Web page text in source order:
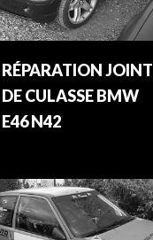
RÉPARATION JOINT
DE CULASSE BMW
E46 N42